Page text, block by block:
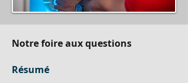
Notre foire aux questions
Résumé